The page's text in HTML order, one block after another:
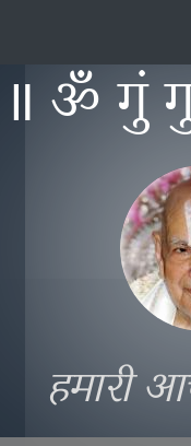
॥ ॐ गुं
हमारी